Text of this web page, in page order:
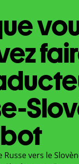
Russe vers le